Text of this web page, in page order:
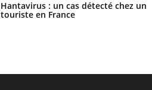
Hantavirus : un cas détecté chez un
touriste en France